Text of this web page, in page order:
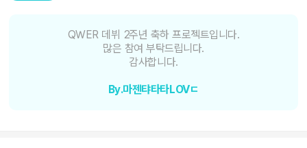
QWER 데뷔 2주년 축하 프로젝트입니다.
많은 참여 부탁드립니다.
감사합니다.
By.마젠탸타타LOVㄷ